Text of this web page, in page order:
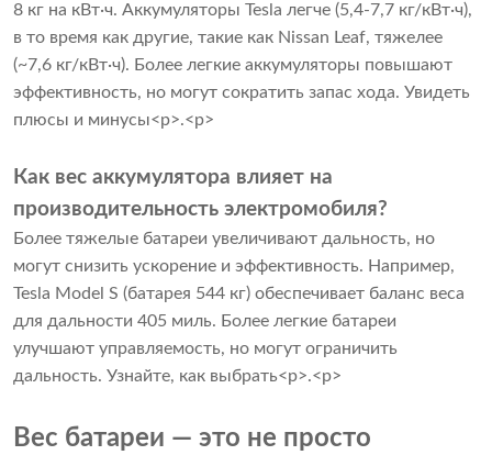
8 кг на кВт·ч. Аккумуляторы Tesla легче (5,4-7,7 кг/кВт·ч),
в то время как другие, такие как Nissan Leaf, тяжелее
(~7,6 кг/кВт·ч). Более легкие аккумуляторы повышают
эффективность, но могут сократить запас хода. Увидеть
плюсы и минусы<р>.<р>
Как вес аккумулятора влияет на
производительность электромобиля?
Более тяжелые батареи увеличивают дальность, но
могут снизить ускорение и эффективность. Например,
Tesla Model S (батарея 544 кг) обеспечивает баланс веса
для дальности 405 миль. Более легкие батареи
улучшают управляемость, но могут ограничить
дальность. Узнайте, как выбрать<р>.<р>
Вес батареи — это не просто